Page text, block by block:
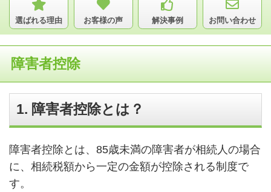
選ばれる理由 お客様の声 解決事例 お問い合わせ
障害者控除
1. 障害者控除とは？
障害者控除とは、85歳未満の障害者が相続人の場合
に、相続税額から一定の金額が控除される制度で
す。